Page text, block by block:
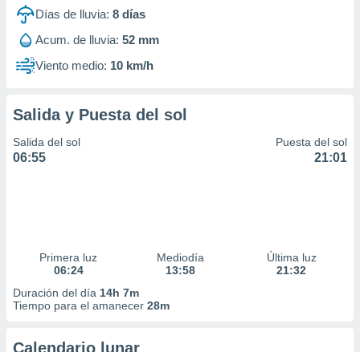
Días de lluvia: 8 días
Acum. de lluvia: 52 mm
Viento medio: 10 km/h
Salida y Puesta del sol
Salida del sol
06:55
Puesta del sol
21:01
Primera luz
06:24
Mediodía
13:58
Última luz
21:32
Duración del día 14h 7m
Tiempo para el amanecer 28m
Calendario lunar